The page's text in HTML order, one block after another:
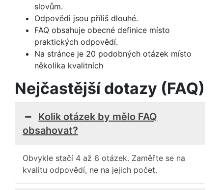
slovům.
Odpovědi jsou příliš dlouhé.
FAQ obsahuje obecné definice místo
praktických odpovědí.
Na stránce je 20 podobných otázek místo
několika kvalitních
Nejčastější dotazy (FAQ)
Kolik otázek by mělo FAQ
obsahovat?
Obvykle stačí 4 až 6 otázek. Zaměřte se na
kvalitu odpovědí, ne na jejich počet.